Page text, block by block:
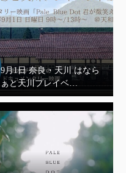
9月1日 奈良・天川 はなら
ぁと天川プレイベ…